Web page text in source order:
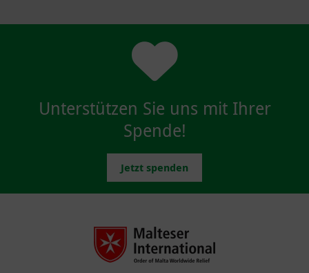
Unterstützen Sie uns mit Ihrer
Spende!
Jetzt spenden